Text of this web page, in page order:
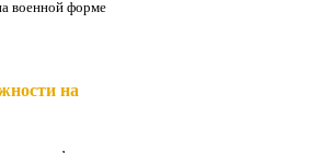
военной форме
на